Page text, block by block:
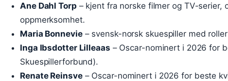
Ane Dahl Torp – kjent fra norske filmer og TV-serier,
oppmerksomhet.
Maria Bonnevie– svensk-norsk skuespiller med
Inga Ibsdotter Lilleaas – Oscar-nominert i 2026 for
Skuespillerforbund).
Renate Reinsve– Oscar-nominert i 2026 for beste